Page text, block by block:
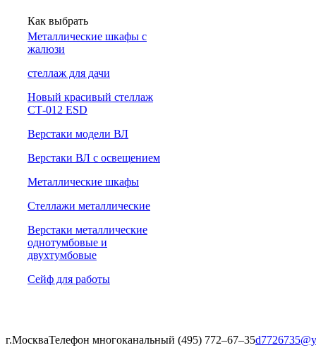
Как выбрать
Металлические шкафы с
жалюзи
cтеллаж для дачи
Новый красивый стеллаж
СТ-012 ESD
Верстаки модели ВЛ
Верстаки ВЛ с освещением
Металлические шкафы
Стеллажи металлические
Верстаки металлические
однотумбовые и
двухтумбовые
Сейф для работы
г.МоскваТелефон многоканальный (495) 772‒67‒35